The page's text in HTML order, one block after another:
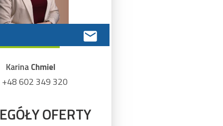
KarinaChmiel
+48 602 349 320
OFERTY